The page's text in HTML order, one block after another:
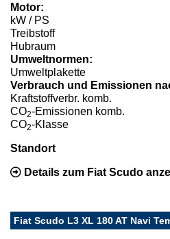
Motor:
kW / PS
Treibstoff
Hubraum
Umweltnormen:
Umweltplakette
Verbrauch und Emissionen
Kraftstoffverbr. komb.
CO2-Emissionen komb.
CO2-Klasse
Standort
Details zum Fiat Scudo
Fiat Scudo L3 XL 180 AT Navi